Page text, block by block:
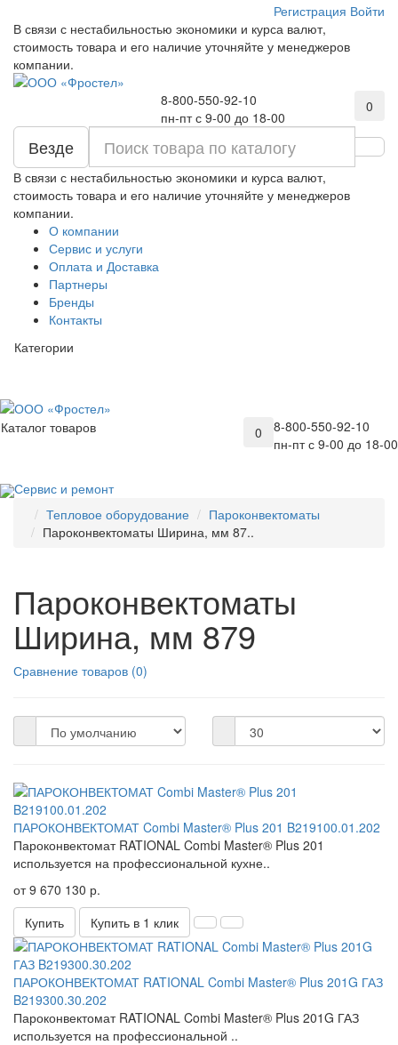
Регистрация Войти
В связи с нестабильностью экономики и курса валют,
стоимость товара и его наличие уточняйте у менеджеров
компании.
8-800-550-92-10
пн-пт с 9-00 до 18-00
0
Везде
В связи с нестабильностью экономики и курса валют,
стоимость товара и его наличие уточняйте у менеджеров
компании.
О компании
Сервис и услуги
Оплата и Доставка
Партнеры
Бренды
Контакты
Категории
8-800-550-92-10
пн-пт с 9-00 до 18-00
0
Каталог товаров
Сервис и ремонт
Тепловое оборудование
Пароконвектоматы
Пароконвектоматы Ширина, мм 87..
Пароконвектоматы
Ширина, мм 879
Сравнение товаров (0)
ПАРОКОНВЕКТОМАТ Combi Master® Plus 201 B219100.01.202
Пароконвектомат RATIONAL Combi Master® Plus 201
используется на профессиональной кухне..
от 9 670 130 р.
Купить
Купить в 1 клик
ПАРОКОНВЕКТОМАТ RATIONAL Combi Master® Plus 201G ГАЗ
B219300.30.202
Пароконвектомат RATIONAL Combi Master® Plus 201G ГАЗ
используется на профессиональной ..